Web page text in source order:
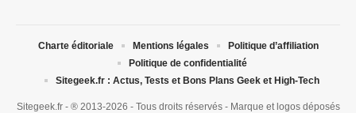
Sitegeek.fr - ® 2013-2026 - Tous droits réservés - Marque et logos déposés
Charte éditoriale Mentions légales
Politique d’affiliation
Politique de confidentialité
Sitegeek.fr : Actus, Tests et Bons Plans Geek et High-Tech